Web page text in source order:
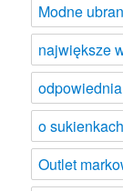
Modne
największe
o
Outlet